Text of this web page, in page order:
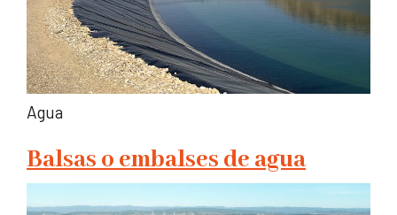
Agua
Balsas o embalses de agua